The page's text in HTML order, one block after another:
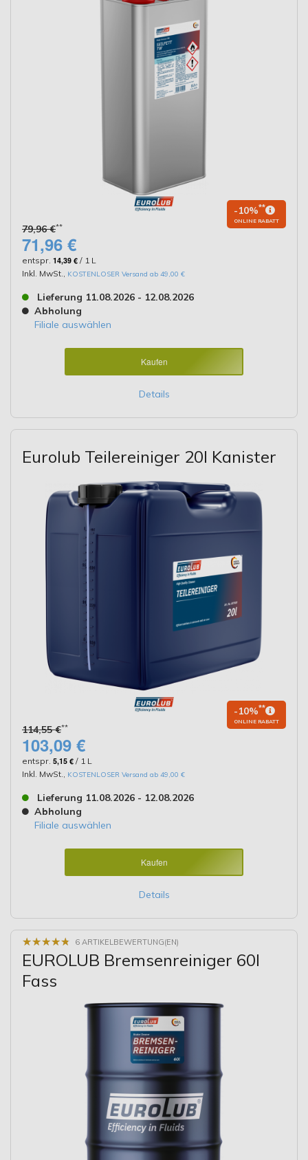
79,96 €**
-10%**
ONLINE RABATT
71,96 €
entspr. 14,39 € / 1 L
Inkl. MwSt., KOSTENLOSER Versand ab 49,00 €
Lieferung 11.08.2026 - 12.08.2026
Abholung
Filiale auswählen
Kaufen
Details
Eurolub Teilereiniger 20l Kanister
114,55 €**
-10%**
ONLINE RABATT
103,09 €
entspr. 5,15 € / 1 L
Inkl. MwSt., KOSTENLOSER Versand ab 49,00 €
Lieferung 11.08.2026 - 12.08.2026
Abholung
Filiale auswählen
Kaufen
Details
★★★★★
★★★★★ 6 ARTIKELBEWERTUNG(EN)
EUROLUB Bremsenreiniger 60l
Fass